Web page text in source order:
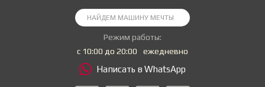
Режим работы:
с 10:00 до 20:00
ежедневно
Написать в WhatsApp